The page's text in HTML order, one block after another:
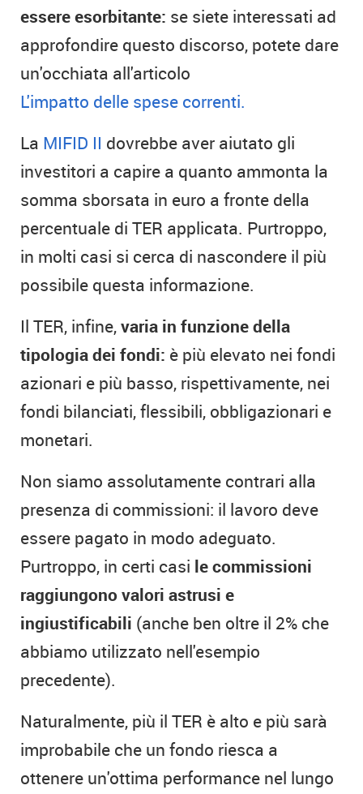
essere esorbitante: se siete interessati ad
approfondire questo discorso, potete dare
un'occhiata all'articolo
L'impatto delle spese correnti.
La MIFID II dovrebbe aver aiutato gli
investitori a capire a quanto ammonta la
somma sborsata in euro a fronte della
percentuale di TER applicata. Purtroppo,
in molti casi si cerca di nascondere il più
possibile questa informazione.
Il TER, infine,varia in funzione della
tipologia dei fondi: è più elevato nei fondi
azionari e più basso, rispettivamente, nei
fondi bilanciati, flessibili, obbligazionari e
monetari.
Non siamo assolutamente contrari alla
presenza di commissioni: il lavoro deve
essere pagato in modo adeguato.
Purtroppo, in certi casi le commissioni
raggiungono valori astrusi e
ingiustificabili (anche ben oltre il 2% che
abbiamo utilizzato nell'esempio
precedente).
Naturalmente, più il TER è alto e più sarà
improbabile che un fondo riesca a
ottenere un'ottima performance nel lungo